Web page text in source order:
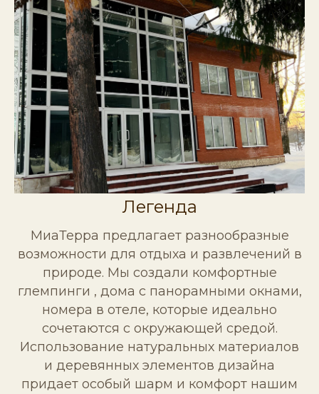
Легенда
МиаТерра предлагает разнообразные
возможности для отдыха и развлечений в
природе. Мы создали комфортные
глемпинги , дома с панорамными окнами,
номера в отеле, которые идеально
сочетаются с окружающей средой.
Использование натуральных материалов
и деревянных элементов дизайна
придает особый шарм и комфорт нашим